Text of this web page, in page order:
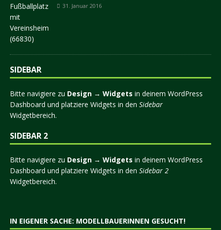
31. Januar 2016
SIDEBAR
Bitte navigiere zu Design → Widgets in deinem WordPress
Dashboard und platziere Widgets in den Sidebar
Widgetbereich.
SIDEBAR 2
Bitte navigiere zu Design → Widgets in deinem WordPress
Dashboard und platziere Widgets in den Sidebar 2
Widgetbereich.
IN EIGENER SACHE: MODELLBAUERINNEN GESUCHT!